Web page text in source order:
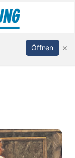
Öffnen ×